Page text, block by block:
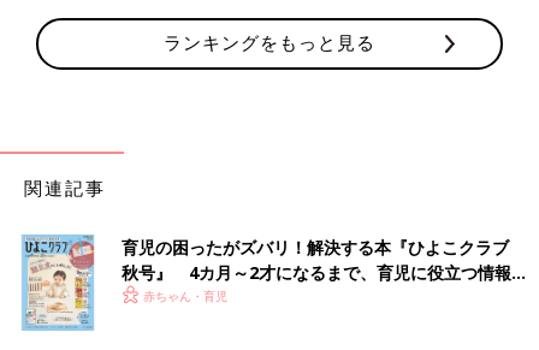
ランキングをもっと見る
関連記事
育児の困ったがズバリ！解決する本『ひよこクラブ
秋号』 4カ月～2才になるまで、育児に役立つ情報が
いっぱい！
赤ちゃん・育児